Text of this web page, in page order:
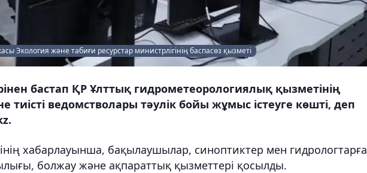
Экология және табиғи ресурстар министрлігінің баспасөз қызметі
бастап ҚР Ұлттық гидрометеорологиялық қызметінің
тиісті ведомстволары тәулік бойы жұмыс істеуге көшті, деп
хабарлауынша, бақылаушылар, синоптиктер мен гидрологтарға
болжау және ақпараттық қызметтері қосылды.